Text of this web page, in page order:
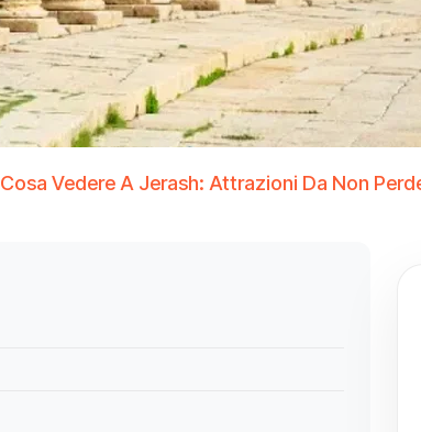
Cosa Vedere A Jerash: Attrazioni Da Non